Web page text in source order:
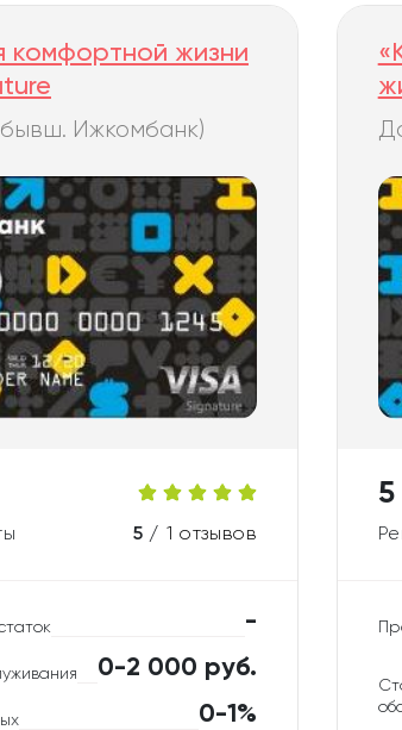
комфортной жизни
Ижкомбанк)
5 / 1 отзывов
-
0-2 000 руб.
0-1%
5